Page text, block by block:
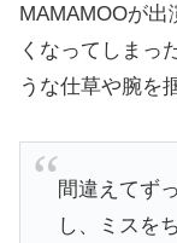
MAMAMOOが
くなってしまっ
うな仕草や腕を
間違えてず
し、ミスを